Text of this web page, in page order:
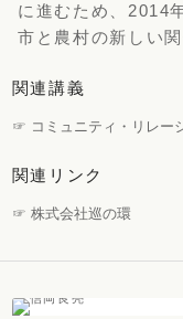
に進むため、2014
市と農村の新しい関
関連講義
☞ コミュニティ・リレー
関連リンク
☞ 株式会社巡の環